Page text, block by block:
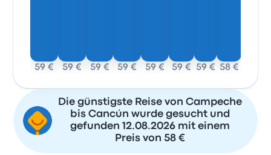
59 € 59 € 59 € 59 € 59 € 59 € 59 € 58 €
Die günstigste Reise von Campeche
bis Cancún wurde gesucht und
gefunden 12.08.2026 mit einem
Preis von 58 €